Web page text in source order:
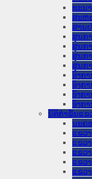
ທະນ
ສະຫ
ສານ
ສູນກ
ສູນກ
ສູນກ
ສູນກ
ອົງກ
ອົງກ
ອົງກ
ອົງກ
ນິຕິກໍາຂັ້ນແຂ
ນະ​ຄ
ແຂວ
ແຂວ
ແຂວ
ແຂວ
ແຂວ